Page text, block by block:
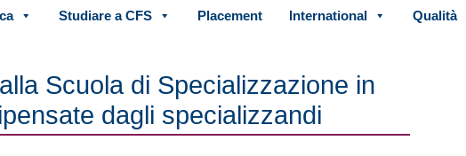
Studiare a CFS Placement International Qualità
Scuola di Specializzazione in
dagli specializzandi